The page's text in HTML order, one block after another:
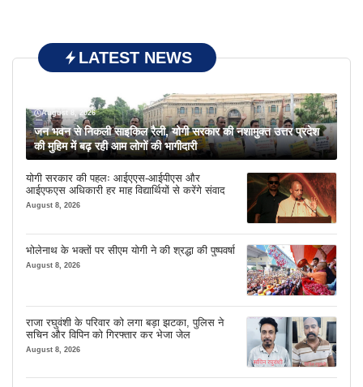
LATEST NEWS
August 8, 2026
जन भवन से निकली साइकिल रैली, योगी सरकार की नशामुक्त उत्तर प्रदेश
की मुहिम में बढ़ रही आम लोगों की भागीदारी
योगी सरकार की पहलः आईएएस-आईपीएस और
आईएफएस अधिकारी हर माह विद्यार्थियों से करेंगे संवाद
August 8, 2026
भोलेनाथ के भक्तों पर सीएम योगी ने की श्रद्धा की पुष्पवर्षा
August 8, 2026
राजा रघुवंशी के परिवार को लगा बड़ा झटका, पुलिस ने
सचिन और विपिन को गिरफ्तार कर भेजा जेल
August 8, 2026